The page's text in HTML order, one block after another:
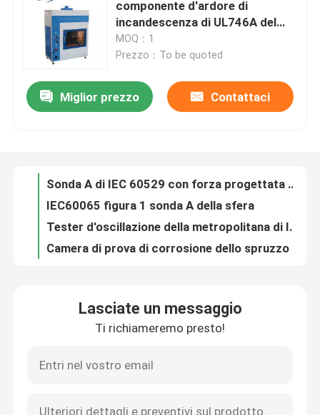
Prodotti
Circa noi
Controllo di qualità
Contattici
Attrezzatura di prova di IEC
Apparecchiatura di collaudo medica
Attrezzatura di prova di protezione dell'ingresso
componente d'ardore di
incandescenza di UL746A del
tester standard del cavo
MOQ：1
Prezzo：To be quoted
Miglior prezzo Contattaci
Sonda A di IEC 60529 con forza progettata per verificare protezione delle persone contro accesso alle parti pericolose per un codice IP1
Prova Rod Probe C
Tester tenuto in mano dell'ugello spruzzatore
UL1278 figura sonda B della prova di 8,4/IEC60529 IP2X
Lasciate un messaggio
Ti richiameremo presto!